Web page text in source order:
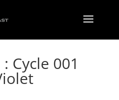
Cycle 001